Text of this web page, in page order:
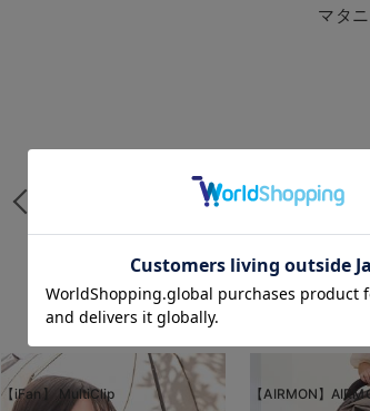
マタ
【iFan】 MultiClip 【AIRMON】
お気に入り商品を確認する